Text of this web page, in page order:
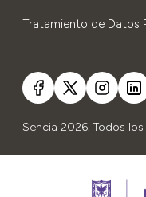
Tratamiento de Datos
Sencia 2026. Todos